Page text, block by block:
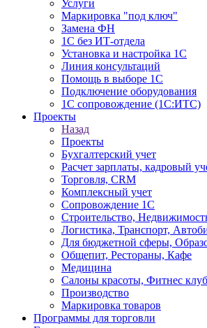
Услуги
Маркировка "под ключ"
Замена ФН
1С без ИТ-отдела
Установка и настройка 1С
Линия консультаций
Помощь в выборе 1С
Подключение оборудования
1С сопровождение (1С:ИТС)
Проекты
Назад
Проекты
Бухгалтерский учет
Расчет зарплаты, кадровый
Торговля, CRM
Комплексный учет
Сопровождение 1С
Строительство,
Логистика, Транспорт,
Для бюджетной сферы,
Общепит, Рестораны, Кафе
Медицина
Салоны красоты, Фитнес
Производство
Маркировка товаров
Программы для торговли